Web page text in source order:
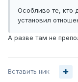
Особливо те, кто
установил
А разве там не
Вставить ник